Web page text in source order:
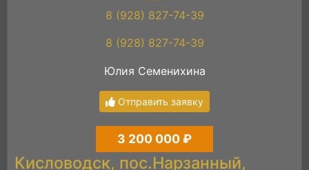
8 (928) 827-74-39
8 (928) 827-74-39
Юлия Семенихина
Отправить заявку
3 200 000 ₽
Кисловодск, пос.Нарзанный,